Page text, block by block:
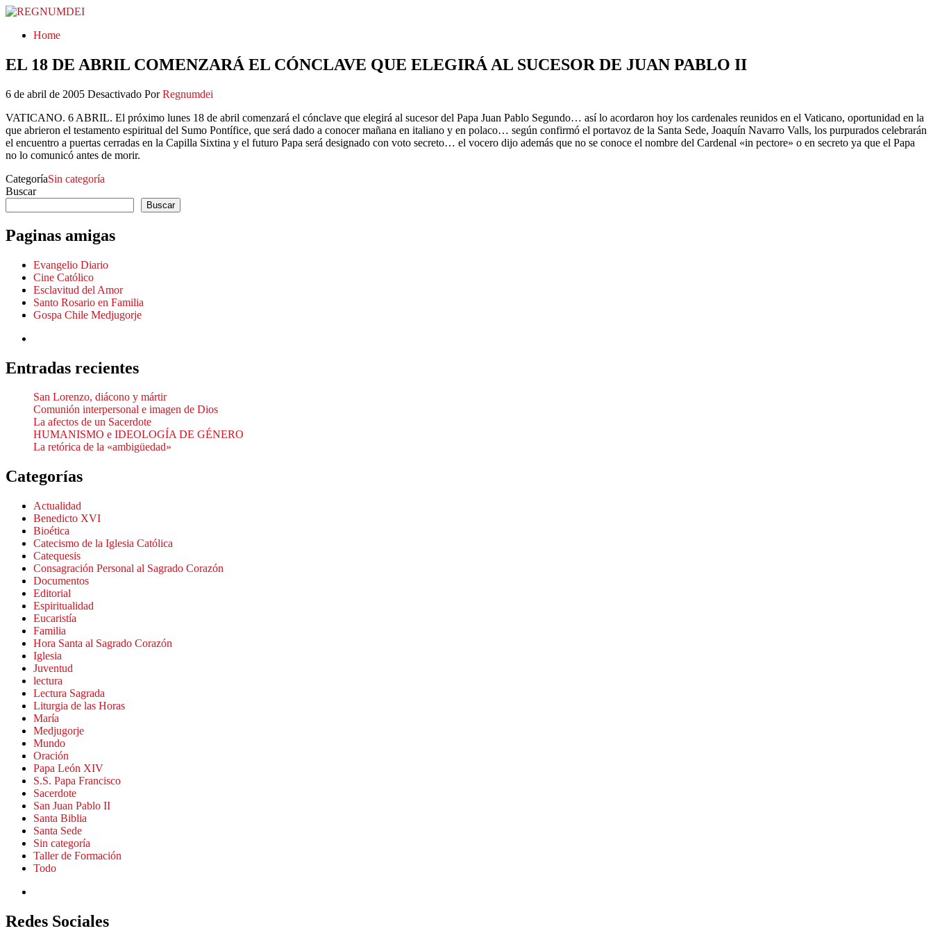
REGNUMDEI
Home
EL 18 DE ABRIL COMENZARÁ EL CÓNCLAVE QUE ELEGIRÁ AL SUCESOR DE JUAN PABLO II
6 de abril de 2005 Desactivado Por Regnumdei
VATICANO. 6 ABRIL. El próximo lunes 18 de abril comenzará el cónclave que elegirá al sucesor del Papa Juan Pablo Segundo… así lo acordaron hoy los cardenales reunidos en el Vaticano, oportunidad en la
que abrieron el testamento espiritual del Sumo Pontífice, que será dado a conocer mañana en italiano y en polaco… según confirmó el portavoz de la Santa Sede, Joaquín Navarro Valls, los purpurados celebrarán
el encuentro a puertas cerradas en la Capilla Sixtina y el futuro Papa será designado con voto secreto… el vocero dijo además que no se conoce el nombre del Cardenal «in pectore» o en secreto ya que el Papa
no lo comunicó antes de morir.
CategoríaSin categoría
Buscar
Buscar
Paginas amigas
Evangelio Diario
Cine Católico
Esclavitud del Amor
Santo Rosario en Familia
Gospa Chile Medjugorje
Entradas recientes
San Lorenzo, diácono y mártir
Comunión interpersonal e imagen de Dios
La afectos de un Sacerdote
HUMANISMO e IDEOLOGÍA DE GÉNERO
La retórica de la «ambigüedad»
Categorías
Actualidad
Benedicto XVI
Bioética
Catecismo de la Iglesia Católica
Catequesis
Consagración Personal al Sagrado Corazón
Documentos
Editorial
Espiritualidad
Eucaristía
Familia
Hora Santa al Sagrado Corazón
Iglesia
Juventud
lectura
Lectura Sagrada
Liturgia de las Horas
María
Medjugorje
Mundo
Oración
Papa León XIV
S.S. Papa Francisco
Sacerdote
San Juan Pablo II
Santa Biblia
Santa Sede
Sin categoría
Taller de Formación
Todo
Redes Sociales